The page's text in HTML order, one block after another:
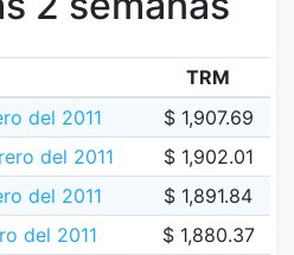
TRM
del 2011
$ 1,907.69
del 2011
$ 1,902.01
del 2011
$ 1,891.84
del 2011
$ 1,880.37